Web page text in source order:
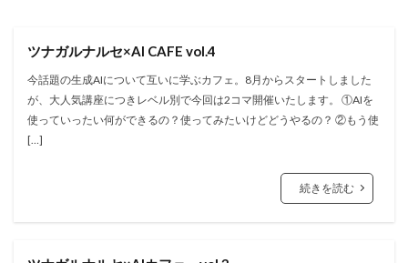
ツナガルナルセ×AI CAFE vol.4
今話題の生成AIについて互いに学ぶカフェ。8月からスタートしました
が、大人気講座につきレベル別で今回は2コマ開催いたします。 ①AIを
使っていったい何ができるの？使ってみたいけどどうやるの？ ②もう使
[…]
続きを読む